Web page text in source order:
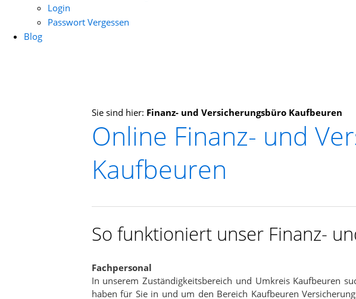
Login
Passwort Vergessen
Blog
Informations- und
Sehr viele zufriedene Kunden
Expertensuche in Ihrer Nähe
TOP Dienstleistung und Dienstleister
In nur wenigen Minuten
Sie sind hier: Finanz- und Versicherungsbüro Kaufbeuren
Online Finanz- und
Kaufbeuren
So funktioniert unser Finanz-
Fachpersonal
In unserem Zuständigkeitsbereich und Umkreis Kaufbeuren
haben für Sie in und um den Bereich Kaufbeuren